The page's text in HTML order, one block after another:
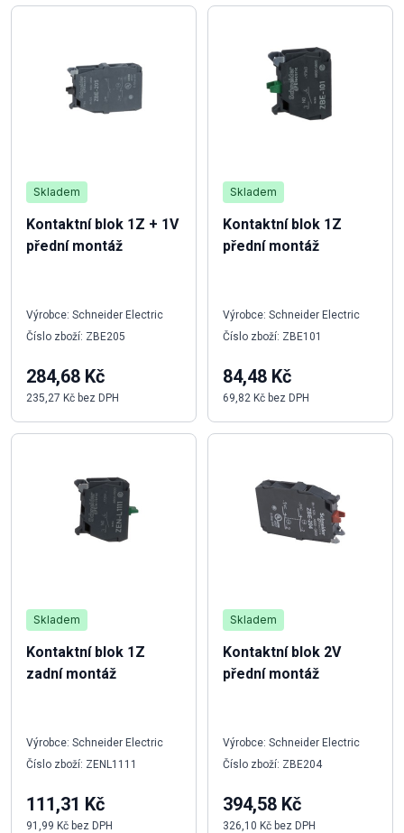
Skladem
Kontaktní blok 1Z + 1V
přední montáž
Výrobce: Schneider Electric
Číslo zboží: ZBE205
284,68 Kč
235,27 Kč bez DPH
Skladem
Kontaktní blok 1Z
přední montáž
Výrobce: Schneider Electric
Číslo zboží: ZBE101
84,48 Kč
69,82 Kč bez DPH
Skladem
Kontaktní blok 1Z
zadní montáž
Výrobce: Schneider Electric
Číslo zboží: ZENL1111
111,31 Kč
91,99 Kč bez DPH
Skladem
Kontaktní blok 2V
přední montáž
Výrobce: Schneider Electric
Číslo zboží: ZBE204
394,58 Kč
326,10 Kč bez DPH